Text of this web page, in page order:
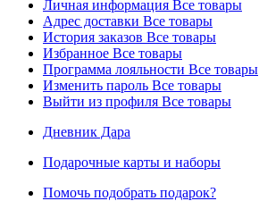
Личная информация Все товары
Адрес доставки Все товары
История заказов Все товары
Избранное Все товары
Программа лояльности Все товары
Изменить пароль Все товары
Выйти из профиля Все товары
Дневник Дара
Подарочные карты и наборы
Помочь подобрать подарок?